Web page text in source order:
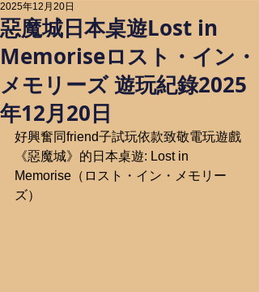
惡魔城日本桌遊Lost in
Memoriseロスト・イン・
メモリーズ 遊玩紀錄2025
年12月20日
2025年12月20日
好興奮同friend子試玩依款致敬電玩遊戲
《惡魔城》的日本桌遊: Lost in
Memorise（ロスト・イン・メモリー
ズ）